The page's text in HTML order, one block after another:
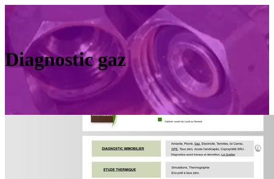
Diagnostic gaz